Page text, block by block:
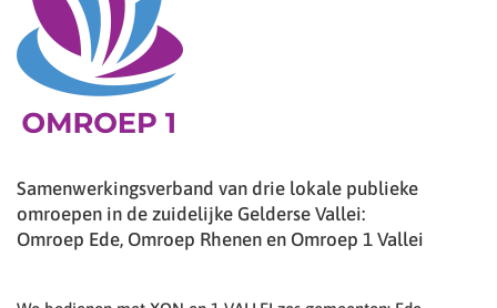
Samenwerkingsverband van drie lokale publieke
omroepen in de zuidelijke Gelderse Vallei:
Omroep Ede, Omroep Rhenen en Omroep 1 Vallei